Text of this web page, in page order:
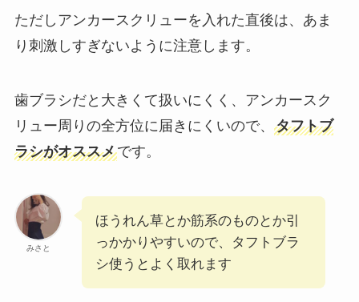
ただしアンカースクリューを入れた直後は、あま
り刺激しすぎないように注意します。
歯ブラシだと大きくて扱いにくく、アンカースク
リュー周りの全方位に届きにくいので、 タフトブ
ラシがオススメです。
みさと
ほうれん草とか筋系のものとか引
っかかりやすいので、タフトブラ
シ使うとよく取れます